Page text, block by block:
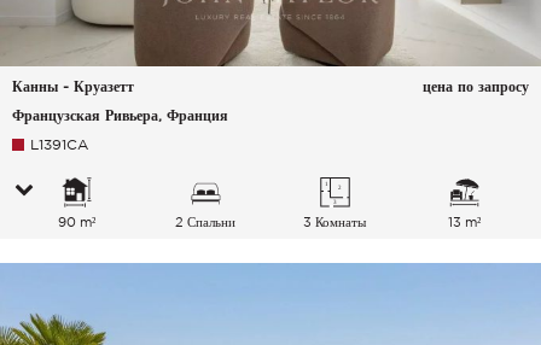
Канны - Круазетт
Французская Ривьера, Франция
цена по запросу
L1391CA
90 m² 2 Спальни 3 Комнаты 13 m²